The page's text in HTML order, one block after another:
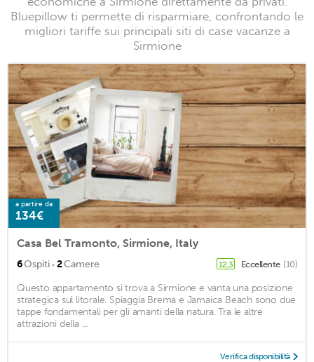
Bluepillow ti permette di risparmiare, confrontando le
migliori tariffe sui principali siti di case vacanze a
Sirmione
a partire da
134€
Casa Bel Tramonto, Sirmione, Italy
6Ospiti · 2Camere 12,3 Eccellente (10)
Questo appartamento si trova a Sirmione e vanta una posizione
strategica sul litorale. Spiaggia Brema e Jamaica Beach sono due
tappe fondamentali per gli amanti della natura. Tra le altre
attrazioni della ...
Verifica disponibilità